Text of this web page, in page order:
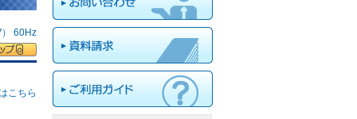
60Hz
こちら